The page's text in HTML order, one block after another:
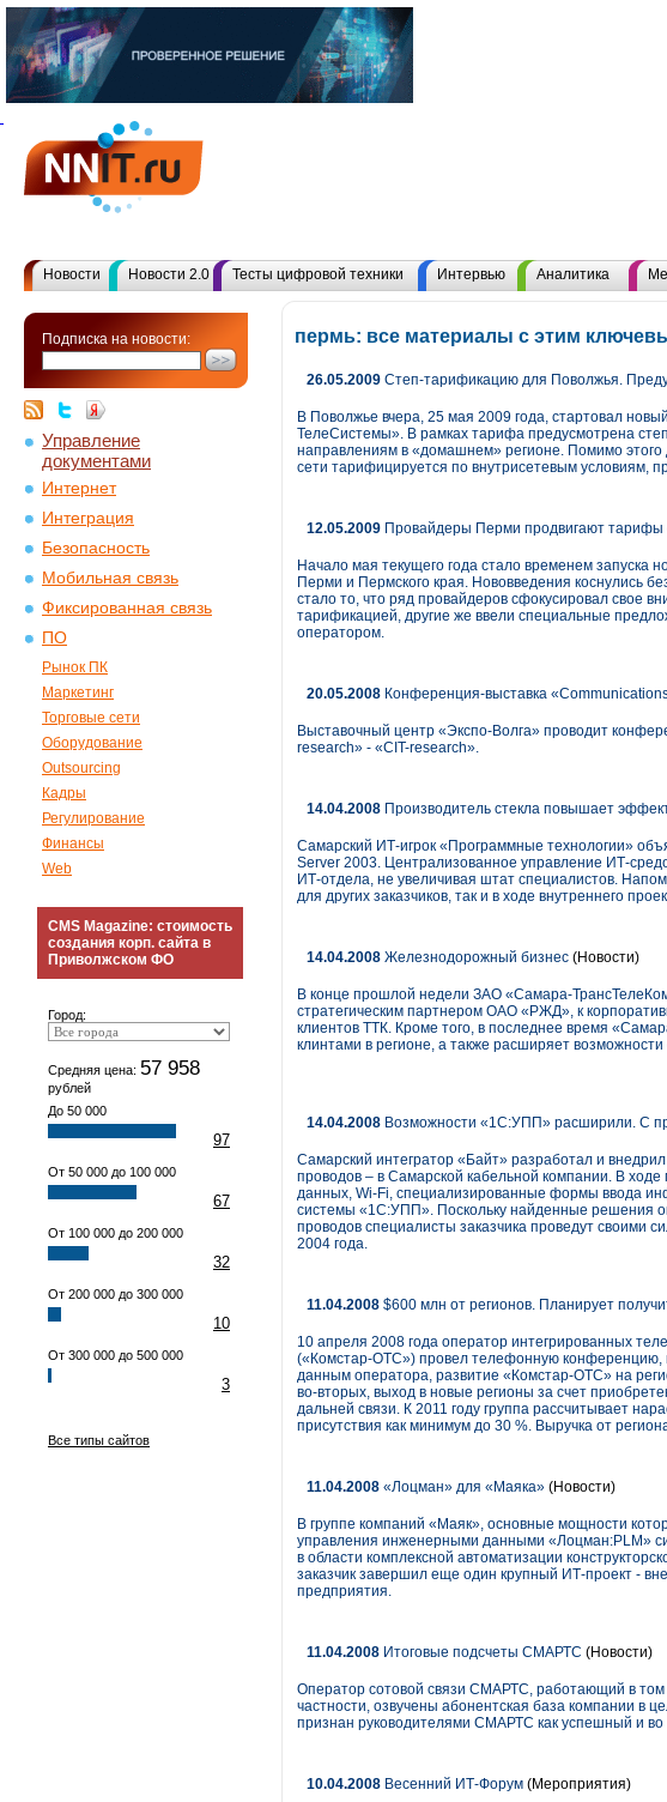
Новости Новости 2.0 Тесты цифровой техники Интервью Аналитика
Подписка на новости:
Управление
документами
Интернет
Интеграция
Безопасность
Мобильная связь
Фиксированная связь
ПО
Рынок ПК
Маркетинг
Торговые сети
Оборудование
Outsourcing
Кадры
Регулирование
Финансы
Web
CMS Magazine: стоимость
создания корп. сайта в
Приволжском ФО
Город:
Средняя цена: 57 958
рублей
До 50 000
97
От 50 000 до 100 000
67
От 100 000 до 200 000
32
От 200 000 до 300 000
10
От 300 000 до 500 000
3
Все типы сайтов
пермь: все материалы с этим
26.05.2009 Степ-тарификацию для Поволжья.
В Поволжье вчера, 25 мая 2009 года, стартовал
ТелеСистемы». В рамках тарифа предусмотрена
направлениям в «домашнем» регионе. Помимо
сети тарифицируется по внутрисетевым условиям,
12.05.2009 Провайдеры Перми продвигают тарифы
Начало мая текущего года стало временем
Перми и Пермского края. Нововведения коснулись
стало то, что ряд провайдеров сфокусировал свое
тарификацией, другие же ввели специальные
оператором.
20.05.2008 Конференция-выставка
Выставочный центр «Экспо-Волга» проводит
research» - «СIT-research».
14.04.2008 Производитель стекла повышает
Самарский ИТ-игрок «Программные технологии»
Server 2003. Централизованное управление ИТ-
ИТ-отдела, не увеличивая штат специалистов.
для других заказчиков, так и в ходе внутреннего
14.04.2008 Железнодорожный бизнес (Новости)
В конце прошлой недели ЗАО «Самара-
стратегическим партнером ОАО «РЖД», к
клиентов ТТК. Кроме того, в последнее время
клинтами в регионе, а также расширяет возможности
14.04.2008 Возможности «1С:УПП» расширили. С
Самарский интегратор «Байт» разработал и
проводов – в Самарской кабельной компании. В
данных, Wi-Fi, специализированные формы ввода
системы «1С:УПП». Поскольку найденные решения
проводов специалисты заказчика проведут своими
2004 года.
11.04.2008 $600 млн от регионов. Планирует
10 апреля 2008 года оператор интегрированных
(«Комстар-ОТС») провел телефонную конференцию,
данным оператора, развитие «Комстар-ОТС» на
во-вторых, выход в новые регионы за счет
дальней связи. К 2011 году группа рассчитывает
присутствия как минимум до 30 %. Выручка от
11.04.2008 «Лоцман» для «Маяка» (Новости)
В группе компаний «Маяк», основные мощности
управления инженерными данными «Лоцман:PLM»
в области комплексной автоматизации
заказчик завершил еще один крупный ИТ-проект -
предприятия.
11.04.2008 Итоговые подсчеты СМАРТС (Новости)
Оператор сотовой связи СМАРТС, работающий в том
частности, озвучены абонентская база компании в
признан руководителями СМАРТС как успешный и
10.04.2008 Весенний ИТ-Форум (Мероприятия)